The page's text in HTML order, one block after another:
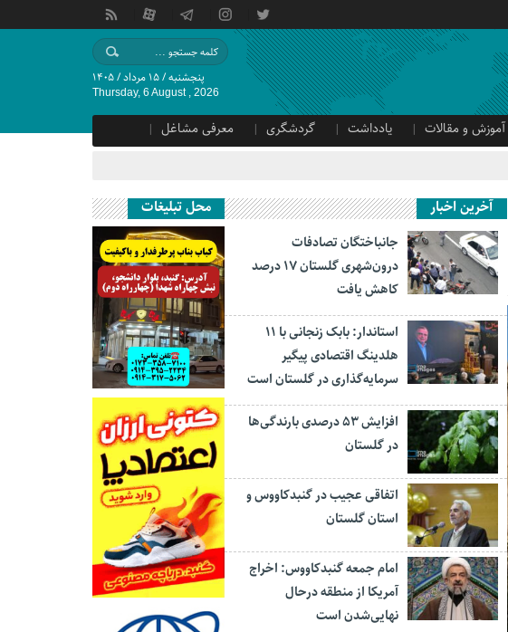
پنجشنبه / ۱۵ مرداد / ۱۴۰۵
Thursday, 6 August , 2026
آموزش و مقالات یادداشت گردشگری
معرفی مشاغل
آخرین اخبار
جانباختگان تصادفات
درون‌شهری گلستان ۱۷ درصد
کاهش یافت
استاندار: بابک زنجانی با ۱۱
هلدینگ اقتصادی پیگیر
سرمایه‌گذاری در گلستان است
افزایش ۵۳ درصدی بارندگی‌ها
در گلستان
اتفاقی عجیب در‌ گنبدکاووس و
استان گلستان
امام جمعه گنبدکاووس: اخراج
آمریکا از منطقه درحال
نهایی‌شدن است
محل تبلیغات